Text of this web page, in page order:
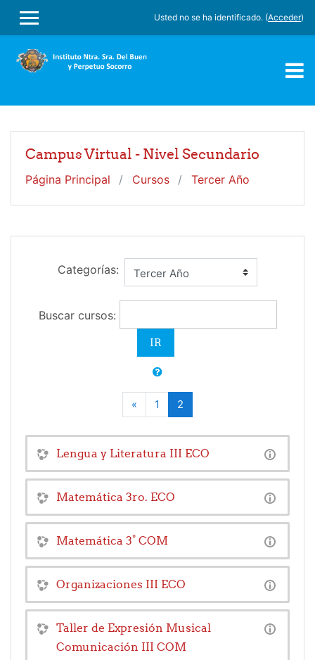
PANEL LATERAL
Usted no se ha identificado. (Acceder)
Campus Virtual - Nivel Secundario
Página Principal Cursos Tercer Año
Categorías:
Buscar cursos:
«
Anterior
1
2
(actual)
Lengua y Literatura III ECO
Matemática 3ro. ECO
Matemática 3° COM
Organizaciones III ECO
Taller de Expresión Musical
Comunicación III COM